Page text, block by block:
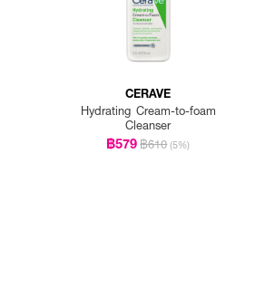
CERAVE
Hydrating Cream-to-foam
Cleanser
฿579฿610 (5%)